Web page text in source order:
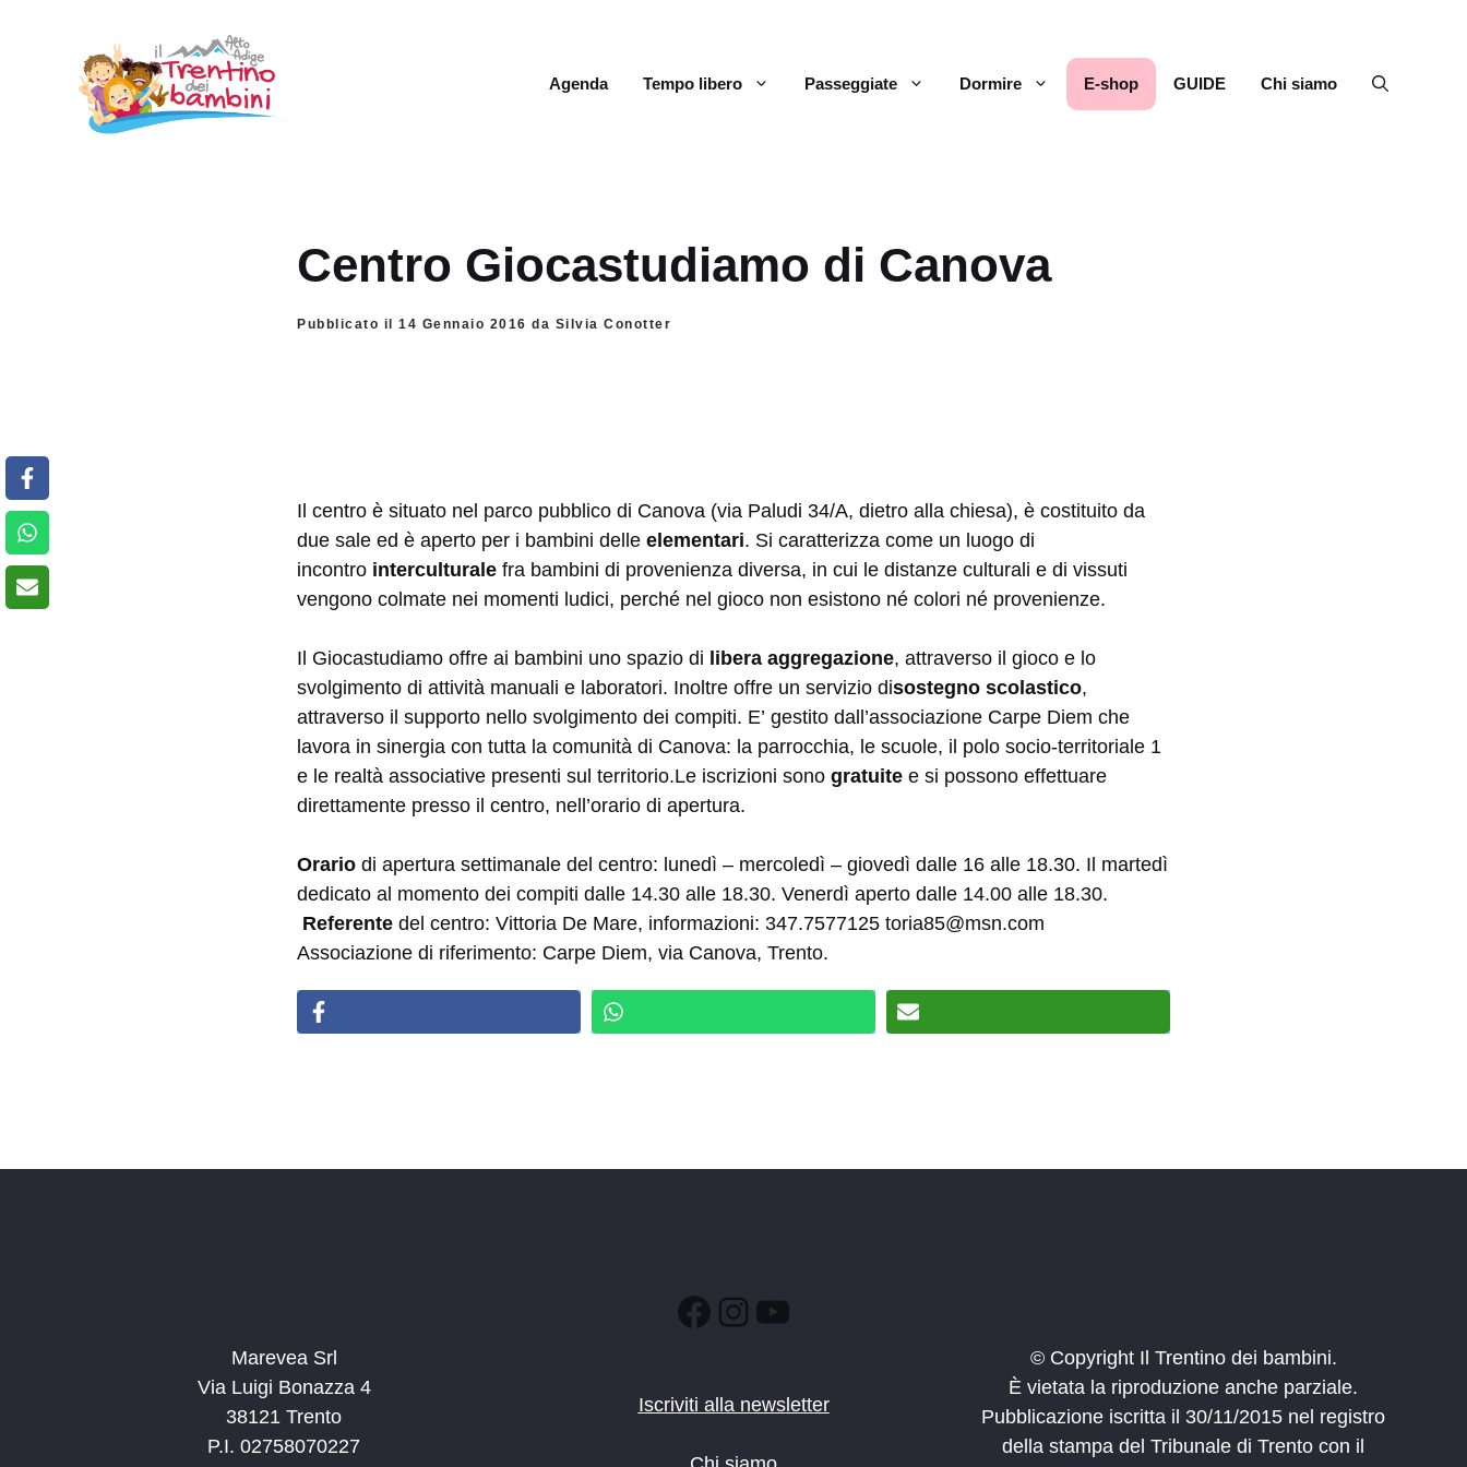
contenuto
Agenda Tempo libero Passeggiate Dormire E-shop GUIDE Chi siamo
Centro Giocastudiamo di Canova
Pubblicato il 14 Gennaio 2016 da Silvia Conotter
Il centro è situato nel parco pubblico di Canova (via Paludi 34/A, dietro alla chiesa), è costituito da
due sale ed è aperto per i bambini delle elementari. Si caratterizza come un luogo di
incontro interculturale fra bambini di provenienza diversa, in cui le distanze culturali e di vissuti
vengono colmate nei momenti ludici, perché nel gioco non esistono né colori né provenienze.
Il Giocastudiamo offre ai bambini uno spazio di libera aggregazione, attraverso il gioco e lo
svolgimento di attività manuali e laboratori. Inoltre offre un servizio disostegno scolastico,
attraverso il supporto nello svolgimento dei compiti. E’ gestito dall’associazione Carpe Diem che
lavora in sinergia con tutta la comunità di Canova: la parrocchia, le scuole, il polo socio-territoriale 1
e le realtà associative presenti sul territorio.Le iscrizioni sono gratuite e si possono effettuare
direttamente presso il centro, nell’orario di apertura.
Orario di apertura settimanale del centro: lunedì – mercoledì – giovedì dalle 16 alle 18.30. Il martedì
dedicato al momento dei compiti dalle 14.30 alle 18.30. Venerdì aperto dalle 14.00 alle 18.30.
Referente del centro: Vittoria De Mare, informazioni: 347.7577125 toria85@msn.com
Associazione di riferimento: Carpe Diem, via Canova, Trento.
Marevea Srl
Via Luigi Bonazza 4
38121 Trento
P.I. 02758070227
Facebook
Instagram
YouTube
Iscriviti alla newsletter
© Copyright Il Trentino dei bambini.
È vietata la riproduzione anche parziale.
Pubblicazione iscritta il 30/11/2015 nel registro
della stampa del Tribunale di Trento con il